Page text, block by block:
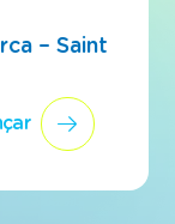
– Saint